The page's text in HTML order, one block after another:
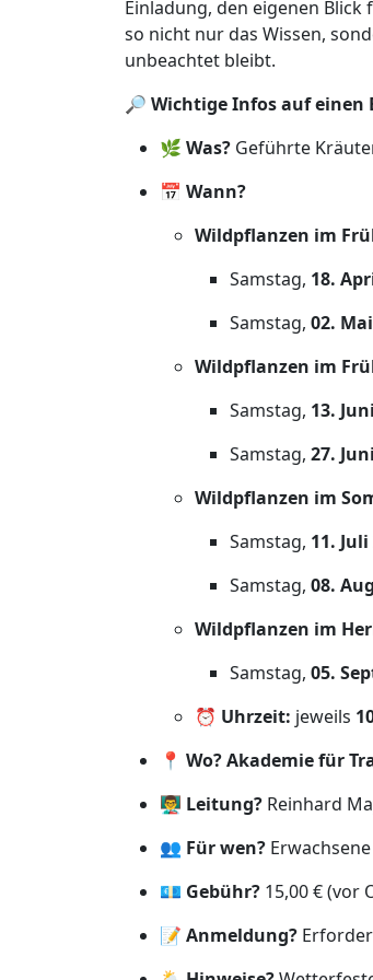
Einladung, den eigenen
so nicht nur das Wissen,
unbeachtet bleibt.
🔎 Wichtige Infos auf einen
🌿 Was? Geführte
📅 Wann?
Wildpflanzen im
Samstag, 18.
Samstag, 02.
Wildpflanzen im
Samstag, 13.
Samstag, 27.
Wildpflanzen im
Samstag, 11. Juli
Samstag, 08.
Wildpflanzen im
Samstag, 05.
⏰ Uhrzeit: jeweils
📍 Wo?Akademie für
👨‍🏫 Leitung? Reinhard
👥 Für wen?
💶 Gebühr? 15,00 € (vor
📝 Anmeldung?